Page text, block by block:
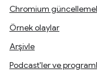
Chromium
Örnek olaylar
Arşivle
Podcast'ler ve